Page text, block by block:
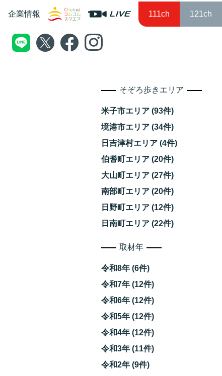
企業情報 111ch 121ch
そぞろ歩きエリア
米子市エリア (93件)
境港市エリア (34件)
日吉津村エリア (4件)
伯耆町エリア (20件)
大山町エリア (27件)
南部町エリア (20件)
日野町エリア (12件)
日南町エリア (22件)
取材年
令和8年 (6件)
令和7年 (12件)
令和6年 (12件)
令和5年 (12件)
令和4年 (12件)
令和3年 (11件)
令和2年 (9件)